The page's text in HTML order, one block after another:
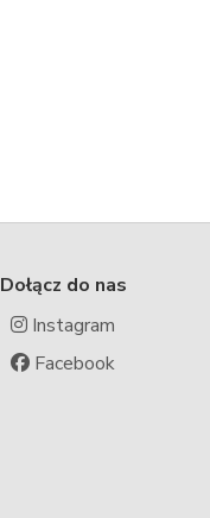
Dołącz do nas
Instagram
Facebook